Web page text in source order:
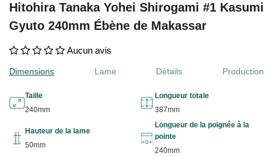
Hitohira Tanaka Yohei Shirogami #1 Kasumi
Gyuto 240mm Ébène de Makassar
Aucun avis
Dimensions Lame Détails Production
Taille
240mm
Longueur totale
387mm
Hauteur de la lame
50mm
Longueur de la poignée à la
pointe
240mm